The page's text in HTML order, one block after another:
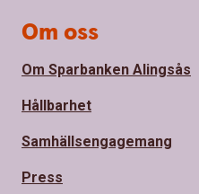
Om oss
Om Sparbanken Alingsås
Hållbarhet
Samhällsengagemang
Press